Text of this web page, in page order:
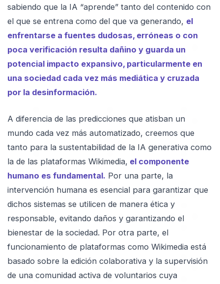
sabiendo que la IA “aprende” tanto del contenido con
el que se entrena como del que va generando, el
enfrentarse a fuentes dudosas, erróneas o con
poca verificación resulta dañino y guarda un
potencial impacto expansivo, particularmente en
una sociedad cada vez más mediática y cruzada
por la desinformación.
A diferencia de las predicciones que atisban un
mundo cada vez más automatizado, creemos que
tanto para la sustentabilidad de la IA generativa como
la de las plataformas Wikimedia, el componente
humano es fundamental. Por una parte, la
intervención humana es esencial para garantizar que
dichos sistemas se utilicen de manera ética y
responsable, evitando daños y garantizando el
bienestar de la sociedad. Por otra parte, el
funcionamiento de plataformas como Wikimedia está
basado sobre la edición colaborativa y la supervisión
de una comunidad activa de voluntarios cuya